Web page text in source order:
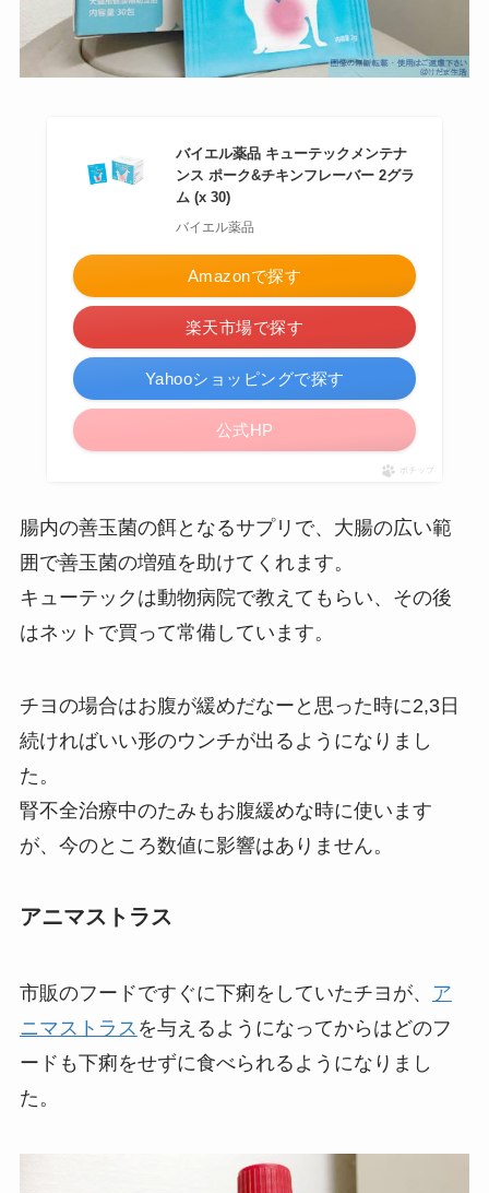
バイエル薬品 キューテックメンテナ
ンス ポーク&チキンフレーバー 2グラ
ム (x 30)
バイエル薬品
Amazonで探す
楽天市場で探す
Yahooショッピングで探す
公式HP
ポチップ
腸内の善玉菌の餌となるサプリで、大腸の広い範
囲で善玉菌の増殖を助けてくれます。
キューテックは動物病院で教えてもらい、その後
はネットで買って常備しています。
チヨの場合はお腹が緩めだなーと思った時に2,3日
続ければいい形のウンチが出るようになりまし
た。
腎不全治療中のたみもお腹緩めな時に使います
が、今のところ数値に影響はありません。
アニマストラス
市販のフードですぐに下痢をしていたチヨが、 ア
ニマストラス を与えるようになってからはどのフ
ードも下痢をせずに食べられるようになりまし
た。